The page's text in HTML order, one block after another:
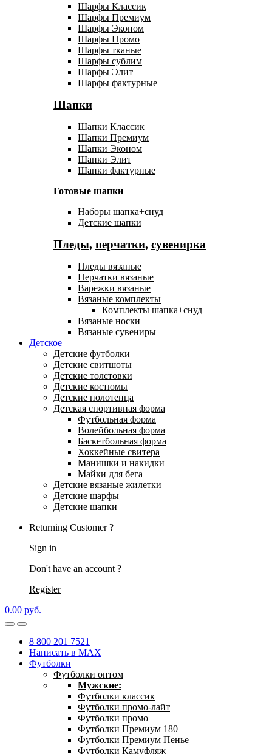
Шарфы Классик
Шарфы Премиум
Шарфы Эконом
Шарфы Промо
Шарфы тканые
Шарфы сублим
Шарфы Элит
Шарфы фактурные
Шапки
Шапки Классик
Шапки Премиум
Шапки Эконом
Шапки Элит
Шапки фактурные
Готовые шапки
Наборы шапка+снуд
Детские шапки
Пледы, перчатки, сувенирка
Пледы вязаные
Перчатки вязаные
Варежки вязаные
Вязаные комплекты
Комплекты шапка+снуд
Вязаные носки
Вязаные сувениры
Детское
Детские футболки
Детские свитшоты
Детские толстовки
Детские костюмы
Детские полотенца
Детская спортивная форма
Футбольная форма
Волейбольная форма
Баскетбольная форма
Хоккейные свитера
Манишки и накидки
Майки для бега
Детские вязаные жилетки
Детские шарфы
Детские шапки
Returning Customer ?
Sign in
Don't have an account ?
Register
0.00 руб.
8 800 201 7521
Написать в MAX
Футболки
Футболки оптом
Мужские:
Футболки классик
Футболки промо-лайт
Футболки промо
Футболки Премиум 180
Футболки Премиум Пенье
Футболки Камуфляж